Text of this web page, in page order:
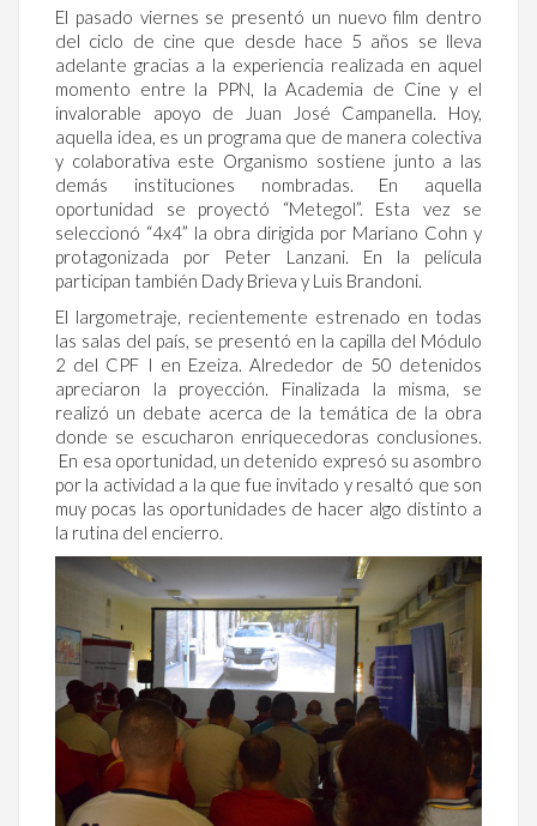
El pasado viernes se presentó un nuevo film dentro
del ciclo de cine que desde hace 5 años se lleva
adelante gracias a la experiencia realizada en aquel
momento entre la PPN, la Academia de Cine y el
invalorable apoyo de Juan José Campanella. Hoy,
aquella idea, es un programa que de manera colectiva
y colaborativa este Organismo sostiene junto a las
demás instituciones nombradas. En aquella
oportunidad se proyectó “Metegol”. Esta vez se
seleccionó “4x4” la obra dirigida por Mariano Cohn y
protagonizada por Peter Lanzani. En la película
participan también Dady Brieva y Luis Brandoni.
El largometraje, recientemente estrenado en todas
las salas del país, se presentó en la capilla del Módulo
2 del CPF I en Ezeiza. Alrededor de 50 detenidos
apreciaron la proyección. Finalizada la misma, se
realizó un debate acerca de la temática de la obra
donde se escucharon enriquecedoras conclusiones.
En esa oportunidad, un detenido expresó su asombro
por la actividad a la que fue invitado y resaltó que son
muy pocas las oportunidades de hacer algo distinto a
la rutina del encierro.